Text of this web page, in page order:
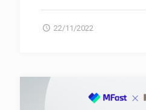
22/11/2022